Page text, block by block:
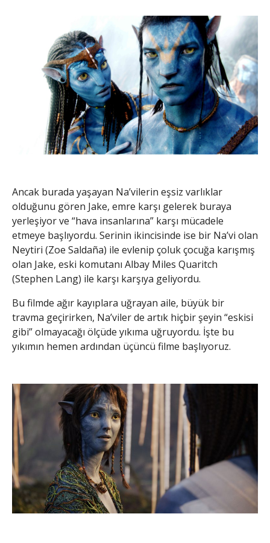
Ancak burada yaşayan Na’vilerin eşsiz varlıklar
olduğunu gören Jake, emre karşı gelerek buraya
yerleşiyor ve “hava insanlarına” karşı mücadele
etmeye başlıyordu. Serinin ikincisinde ise bir Na’vi olan
Neytiri (Zoe Saldaña) ile evlenip çoluk çocuğa karışmış
olan Jake, eski komutanı Albay Miles Quaritch
(Stephen Lang) ile karşı karşıya geliyordu.
Bu filmde ağır kayıplara uğrayan aile, büyük bir
travma geçirirken, Na’viler de artık hiçbir şeyin “eskisi
gibi” olmayacağı ölçüde yıkıma uğruyordu. İşte bu
yıkımın hemen ardından üçüncü filme başlıyoruz.